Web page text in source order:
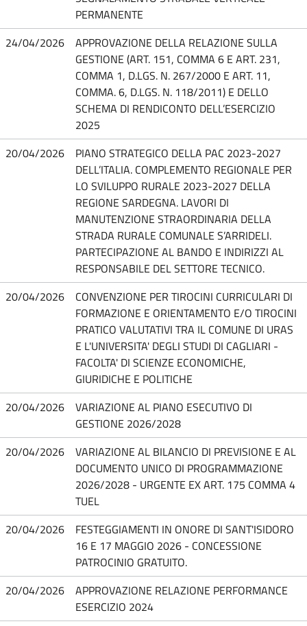
PERMANENTE
24/04/2026
APPROVAZIONE DELLA RELAZIONE SULLA
GESTIONE (ART. 151, COMMA 6 E ART. 231,
COMMA 1, D.LGS. N. 267/2000 E ART. 11,
COMMA. 6, D.LGS. N. 118/2011) E DELLO
SCHEMA DI RENDICONTO DELL’ESERCIZIO
2025
20/04/2026
PIANO STRATEGICO DELLA PAC 2023-2027
DELL’ITALIA. COMPLEMENTO REGIONALE PER
LO SVILUPPO RURALE 2023-2027 DELLA
REGIONE SARDEGNA. LAVORI DI
MANUTENZIONE STRAORDINARIA DELLA
STRADA RURALE COMUNALE S’ARRIDELI.
PARTECIPAZIONE AL BANDO E INDIRIZZI AL
RESPONSABILE DEL SETTORE TECNICO.
20/04/2026
CONVENZIONE PER TIROCINI CURRICULARI DI
FORMAZIONE E ORIENTAMENTO E/O TIROCINI
PRATICO VALUTATIVI TRA IL COMUNE DI URAS
E L'UNIVERSITA' DEGLI STUDI DI CAGLIARI -
FACOLTA' DI SCIENZE ECONOMICHE,
GIURIDICHE E POLITICHE
20/04/2026
VARIAZIONE AL PIANO ESECUTIVO DI
GESTIONE 2026/2028
20/04/2026
VARIAZIONE AL BILANCIO DI PREVISIONE E AL
DOCUMENTO UNICO DI PROGRAMMAZIONE
2026/2028 - URGENTE EX ART. 175 COMMA 4
TUEL
20/04/2026
FESTEGGIAMENTI IN ONORE DI SANT'ISIDORO
16 E 17 MAGGIO 2026 - CONCESSIONE
PATROCINIO GRATUITO.
20/04/2026
APPROVAZIONE RELAZIONE PERFORMANCE
ESERCIZIO 2024